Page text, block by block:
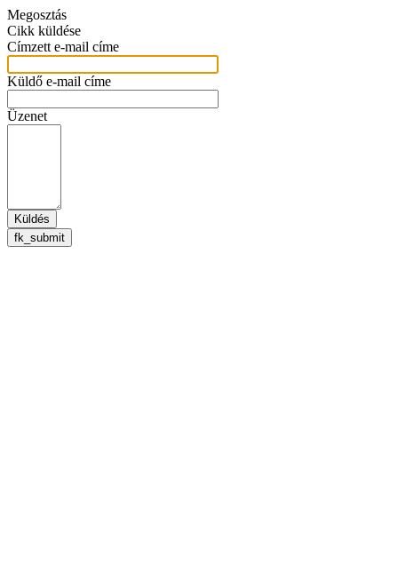
Megosztás
Cikk küldése
Címzett e-mail címe
Küldő e-mail címe
Üzenet